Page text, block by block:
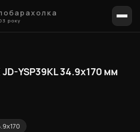
року
YSP39KL 34.9x170 мм